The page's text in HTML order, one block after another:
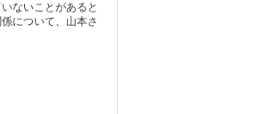
ないことがあると
について、山本さ